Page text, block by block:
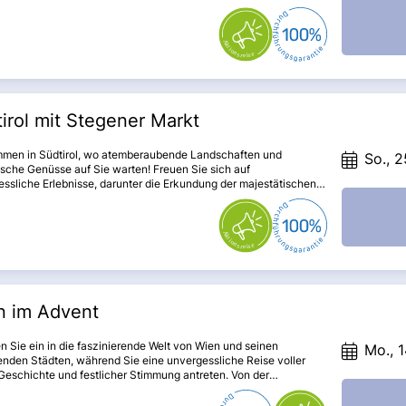
von Bibione. Lassen Sie sich von der zauberhaften Stadt
und den architektonischen Meisterwerken in Vicenza und
del Grappa begeistern. Diese Reise verspricht nicht nur
sondern auch kulturelle Höhepunkte und kulinarische
mit Stegener Markt
in Südtirol, wo atemberaubende Landschaften und
Genüsse auf Sie warten! Freuen Sie sich auf
Erlebnisse, darunter die Erkundung der majestätischen
und den Besuch des berühmten Stegener Marktes, der mit
Treiben und regionalen Köstlichkeiten begeistert. Lassen
von der herzlichen Gastfreundschaft und der einzigartigen
dieser malerischen Region verzaubern!
So.,
im Advent
Sie ein in die faszinierende Welt von Wien und seinen
Städten, während Sie eine unvergessliche Reise voller
und festlicher Stimmung antreten. Von der
Architektur Wiens über die lebhaften Weihnachtsmärkte
Mo.,